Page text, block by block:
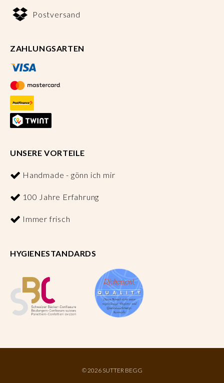
Postversand
ZAHLUNGSARTEN
UNSERE VORTEILE
Handmade - gönn ich mir
100 Jahre Erfahrung
Immer frisch
HYGIENESTANDARDS
©2026 SUTTER BEGG